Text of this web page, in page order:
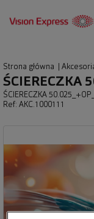
Strona główna
ŚCIERECZKA
ŚCIERECZKA
Ref: AKC.1000111